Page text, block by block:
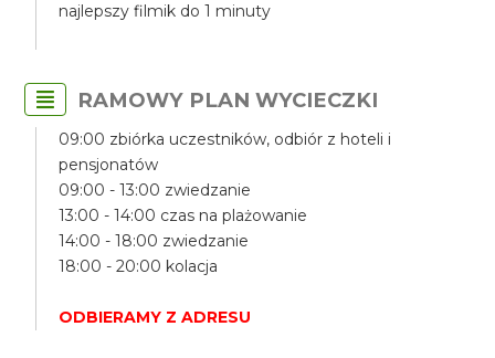
najlepszy filmik do 1 minuty
RAMOWY PLAN WYCIECZKI
09:00 zbiórka uczestników, odbiór z hoteli i
pensjonatów
09:00 - 13:00 zwiedzanie
13:00 - 14:00 czas na plażowanie
14:00 - 18:00 zwiedzanie
18:00 - 20:00 kolacja
ODBIERAMY Z ADRESU